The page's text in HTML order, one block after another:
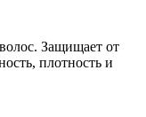
Защищает от
плотность и